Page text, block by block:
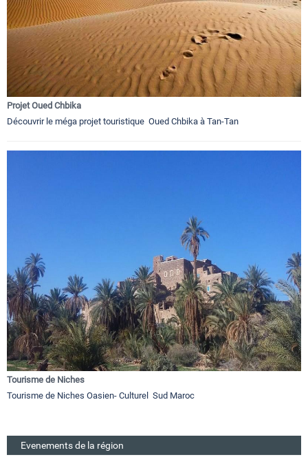
Projet Oued Chbika
Découvrir le méga projet touristique Oued Chbika à Tan-Tan
Tourisme de Niches
Tourisme de Niches Oasien- Culturel Sud Maroc
Evenements de la région